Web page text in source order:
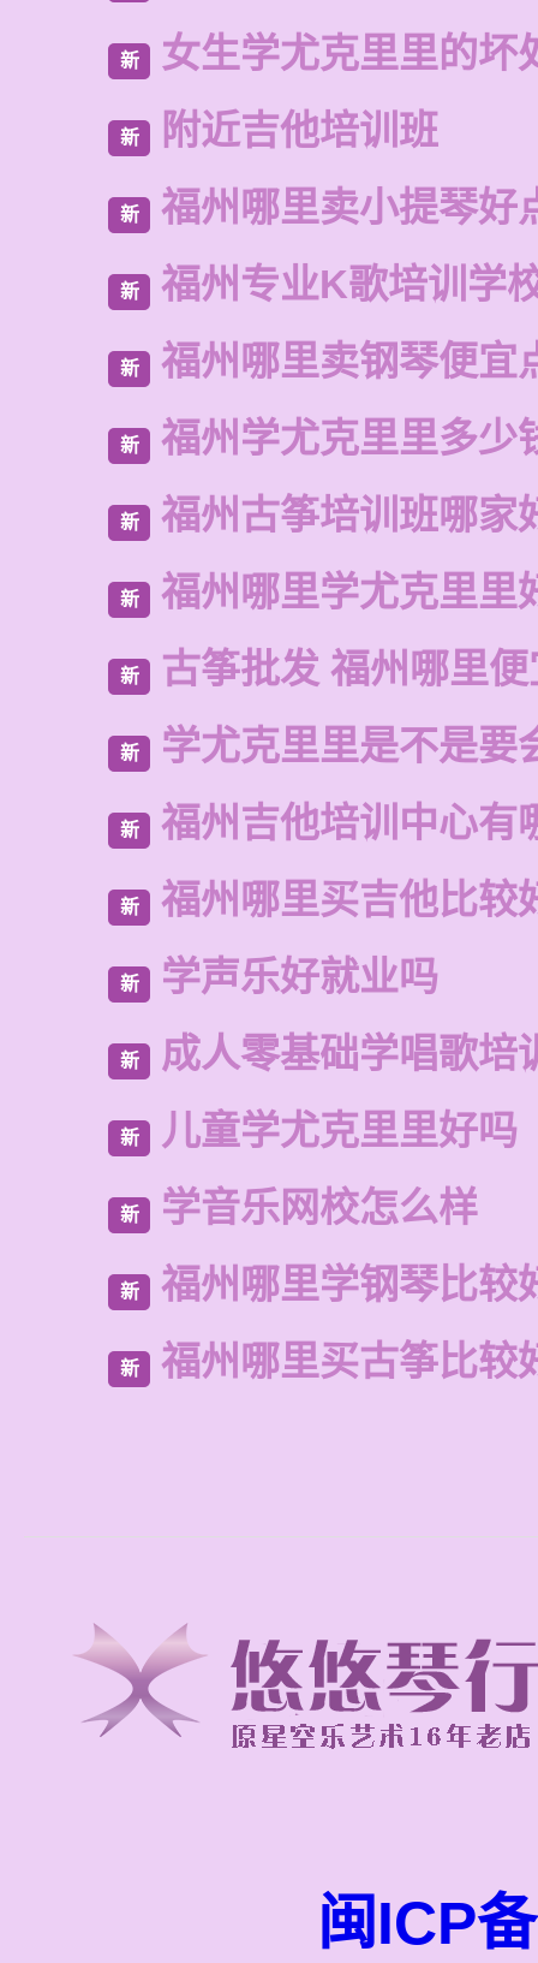
新 女生学尤克里里的坏
新 附近吉他培训班
新 福州哪里卖小提琴好
新 福州专业K歌培训学
新 福州哪里卖钢琴便宜
新 福州学尤克里里多少
新 福州古筝培训班哪家
新 福州哪里学尤克里里
新 古筝批发 福州哪里
新 学尤克里里是不是要
新 福州吉他培训中心有
新 福州哪里买吉他比较
新 学声乐好就业吗
新 成人零基础学唱歌培
新 儿童学尤克里里好吗
新 学音乐网校怎么样
新 福州哪里学钢琴比较
新 福州哪里买古筝比较
闽ICP